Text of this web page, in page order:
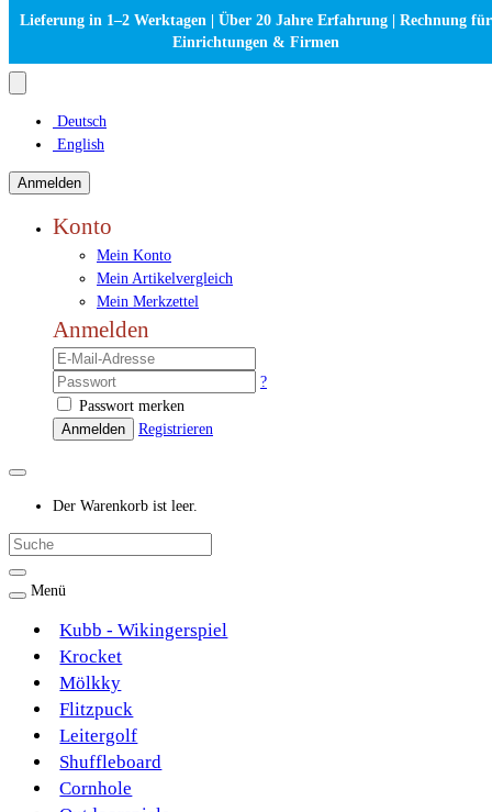
Deutsch
English
Anmelden
Konto
Mein Konto
Mein Artikelvergleich
Mein Merkzettel
Anmelden
?
Passwort merken
Anmelden
Registrieren
Der Warenkorb ist leer.
Menü
Kubb - Wikingerspiel
Krocket
Mölkky
Flitzpuck
Leitergolf
Shuffleboard
Cornhole
Lieferung in 1–2 Werktagen | Über 20 Jahre Erfahrung | Rechnung für
Einrichtungen & Firmen